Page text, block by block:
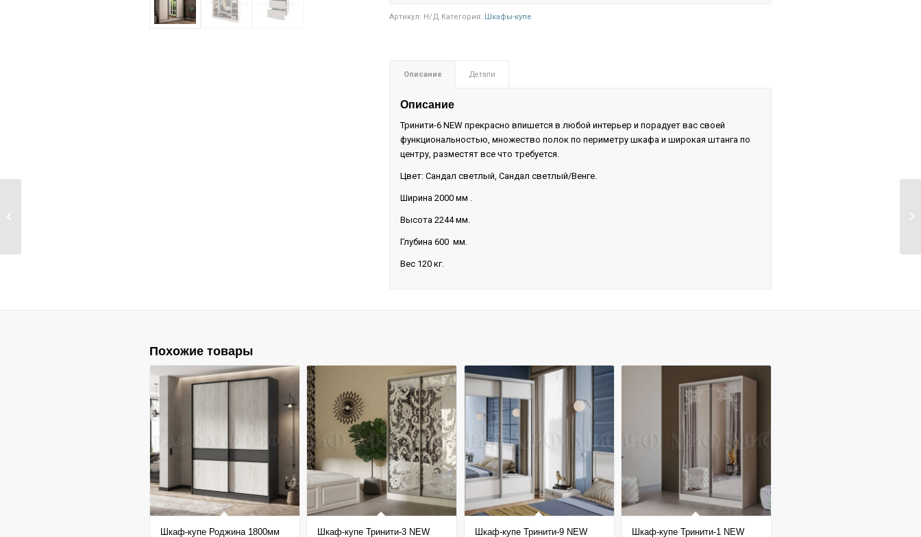
Артикул: Н/Д Категория: Шкафы-купе
Описание Детали
Описание
Тринити-6 NEW прекрасно впишется в любой интерьер и порадует вас своей
функциональностью, множество полок по периметру шкафа и широкая штанга по
центру, разместят все что требуется.
Цвет: Сандал светлый, Сандал светлый/Венге.
Ширина 2000 мм .
Высота 2244 мм.
Глубина 600 мм.
Вес 120 кг.
Похожие товары
Шкаф-купе Роджина 1800мм Шкаф-купе Тринити-3 NEW Шкаф-купе Тринити-9 NEW Шкаф-купе Тринити-1 NEW